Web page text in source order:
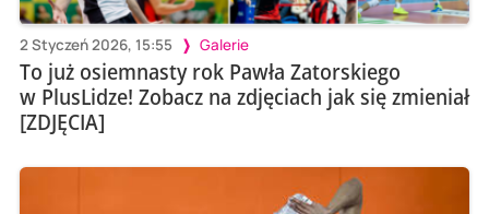
2 Styczeń 2026, 15:55 Galerie
To już osiemnasty rok Pawła Zatorskiego
w PlusLidze! Zobacz na zdjęciach jak się zmieniał
[ZDJĘCIA]